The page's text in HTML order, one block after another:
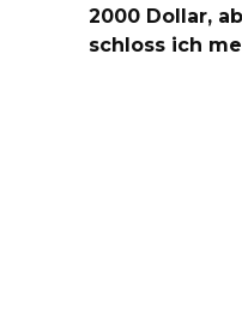
2000 Dollar,
schloss ich